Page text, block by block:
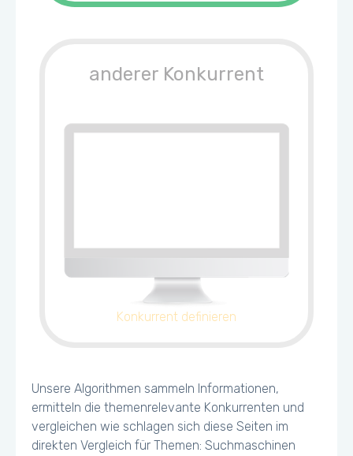
anderer Konkurrent
Konkurrent definieren
Unsere Algorithmen sammeln Informationen,
ermitteln die themenrelevante Konkurrenten und
vergleichen wie schlagen sich diese Seiten im
direkten Vergleich für Themen: Suchmaschinen